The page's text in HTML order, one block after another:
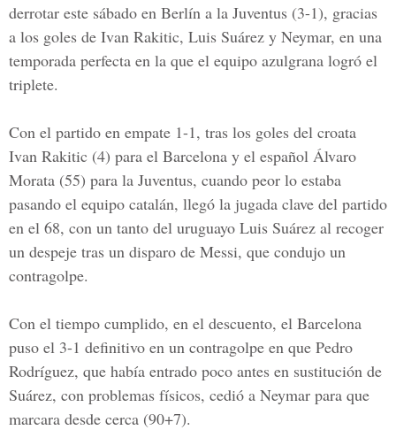
derrotar este sábado en Berlín a la Juventus (3-1), gracias
a los goles de Ivan Rakitic, Luis Suárez y Neymar, en una
temporada perfecta en la que el equipo azulgrana logró el
triplete.
Con el partido en empate 1-1, tras los goles del croata
Ivan Rakitic (4) para el Barcelona y el español Álvaro
Morata (55) para la Juventus, cuando peor lo estaba
pasando el equipo catalán, llegó la jugada clave del partido
en el 68, con un tanto del uruguayo Luis Suárez al recoger
un despeje tras un disparo de Messi, que condujo un
contragolpe.
Con el tiempo cumplido, en el descuento, el Barcelona
puso el 3-1 definitivo en un contragolpe en que Pedro
Rodríguez, que había entrado poco antes en sustitución de
Suárez, con problemas físicos, cedió a Neymar para que
marcara desde cerca (90+7).